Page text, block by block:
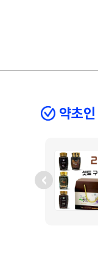
약초인